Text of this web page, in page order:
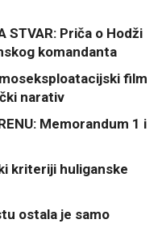
STVAR: Priča o Hodži
komandanta
film
narativ
Memorandum 1 i
kriteriji huliganske
ostala je samo